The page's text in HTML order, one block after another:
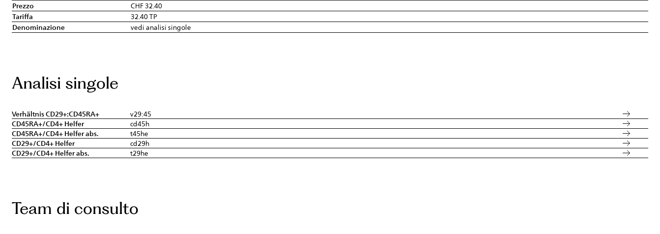
Prezzo
CHF 32.40
Tariffa
32.40 TP
Denominazione
vedi analisi singole
Analisi singole
Verhältnis CD29+:CD45RA+
v29:45
CD45RA+/CD4+ Helfer
cd45h
CD45RA+/CD4+ Helfer abs.
t45he
CD29+/CD4+ Helfer
cd29h
CD29+/CD4+ Helfer abs.
t29he
Team di consulto